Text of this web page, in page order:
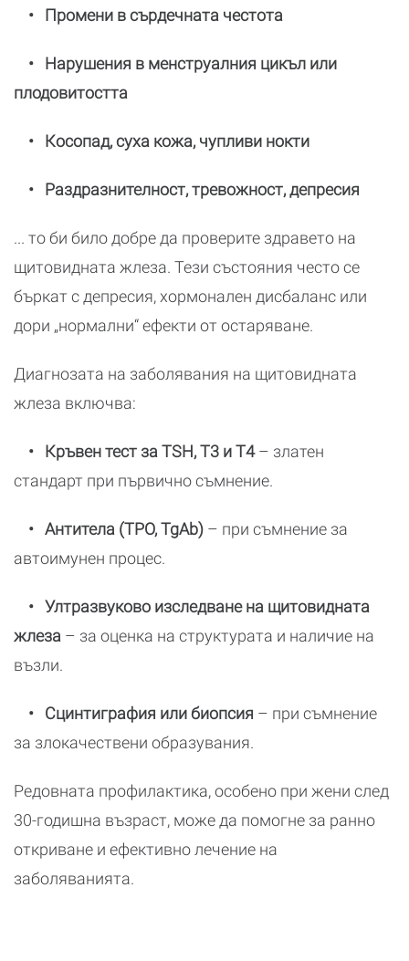
• Промени в сърдечната честота
• Нарушения в менструалния цикъл или
плодовитостта
• Косопад, суха кожа, чупливи нокти
• Раздразнителност, тревожност, депресия
... то би било добре да проверите здравето на
щитовидната жлеза. Тези състояния често се
бъркат с депресия, хормонален дисбаланс или
дори „нормални“ ефекти от остаряване.
Диагнозата на заболявания на щитовидната
жлеза включва:
• Кръвен тест за TSH, T3 и T4– златен
стандарт при първично съмнение.
• Антитела (TPO, TgAb) – при съмнение за
автоимунен процес.
• Ултразвуково изследване на щитовидната
жлеза – за оценка на структурата и наличие на
възли.
• Сцинтиграфия или биопсия – при съмнение
за злокачествени образувания.
Редовната профилактика, особено при жени след
30-годишна възраст, може да помогне за ранно
откриване и ефективно лечение на
заболяванията.